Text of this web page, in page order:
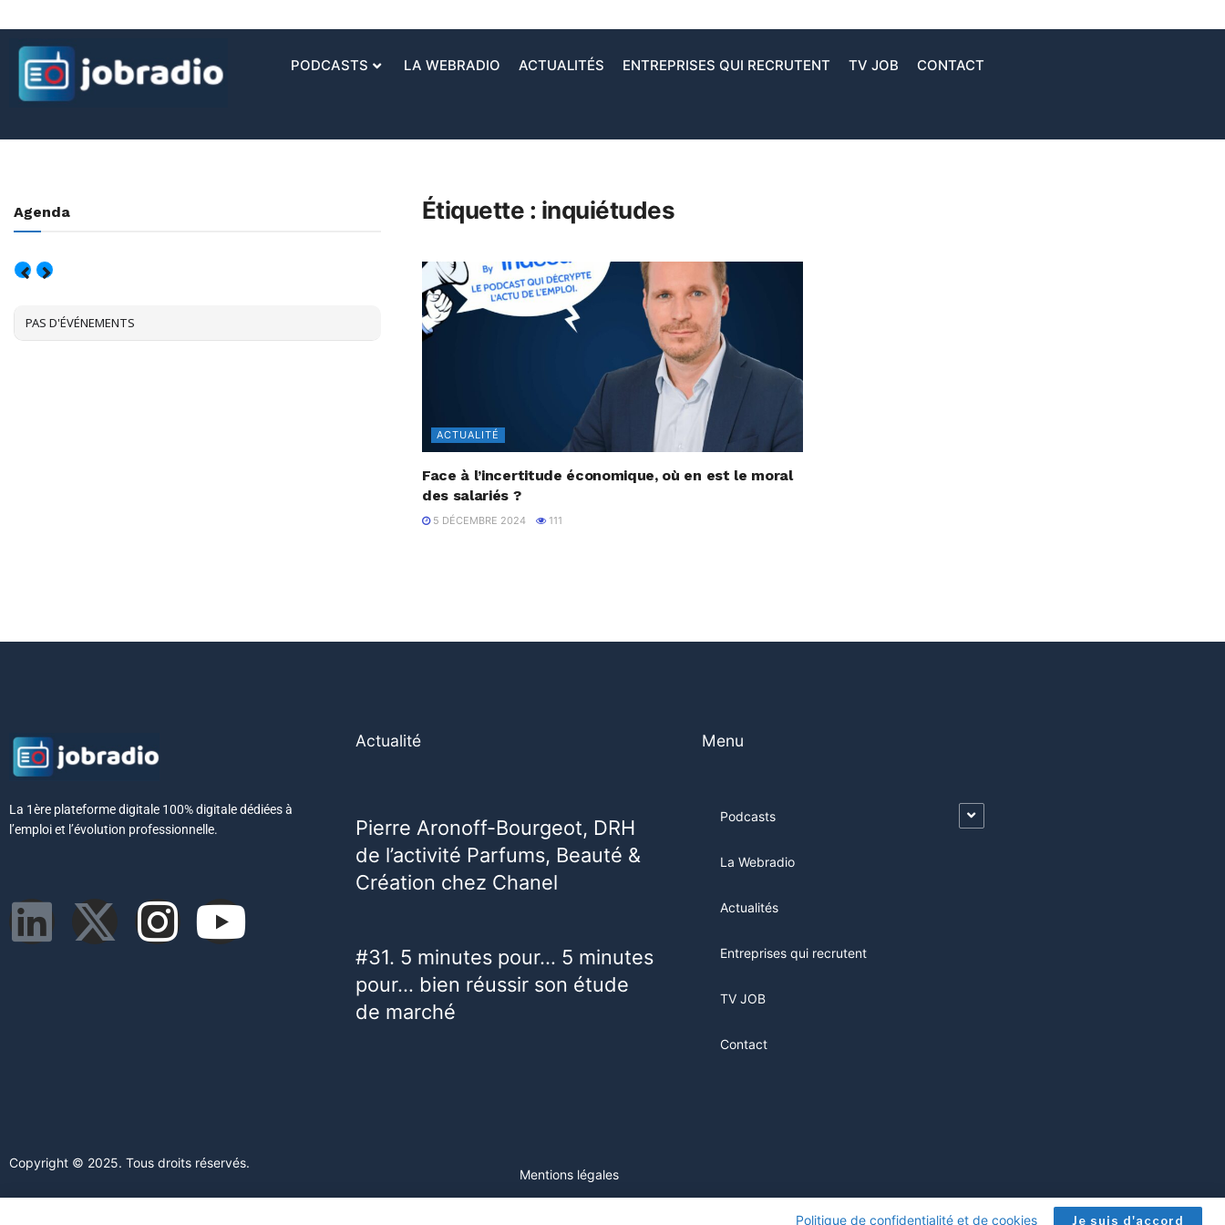
PODCASTS LA WEBRADIO ACTUALITÉS ENTREPRISES QUI RECRUTENT TV JOB CONTACT
Étiquette : inquiétudes
ACTUALITÉ
Face à l’incertitude économique, où en est le moral
des salariés ?
5 DÉCEMBRE 2024 111
Agenda
PAS D'ÉVÉNEMENTS
Politique de confidentialité et de cookies Je suis d'accord
La 1ère plateforme digitale 100% digitale dédiées à
l’emploi et l’évolution professionnelle.
Actualité
Pierre Aronoff-Bourgeot, DRH
de l’activité Parfums, Beauté &
Création chez Chanel
#31. 5 minutes pour… 5 minutes
pour… bien réussir son étude
de marché
Menu
Podcasts
La Webradio
Actualités
Entreprises qui recrutent
TV JOB
Contact
Copyright © 2025. Tous droits réservés.
Mentions légales